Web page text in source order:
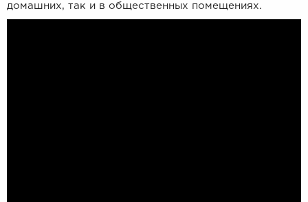
домашних, так и в общественных помещениях.